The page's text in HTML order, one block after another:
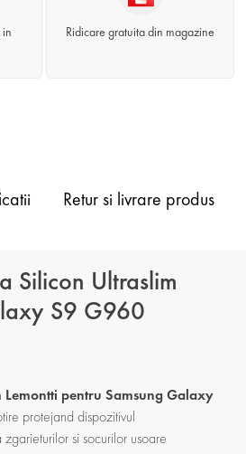
Ridicare gratuita din magazine
Retur si livrare produs
Silicon Ultraslim
S9 G960
Lemontti pentru Samsung Galaxy
protejand dispozitivul
si socurilor usoare